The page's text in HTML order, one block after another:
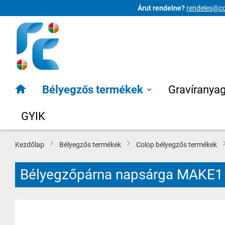
Árut rendelne?
tartalomhoz
Bélyegzős termékek
GYIK
Kezdőlap Bélyegzős termékek Colop bélyegzős termékek
Bélyegzőpárna napsárga MAKE1